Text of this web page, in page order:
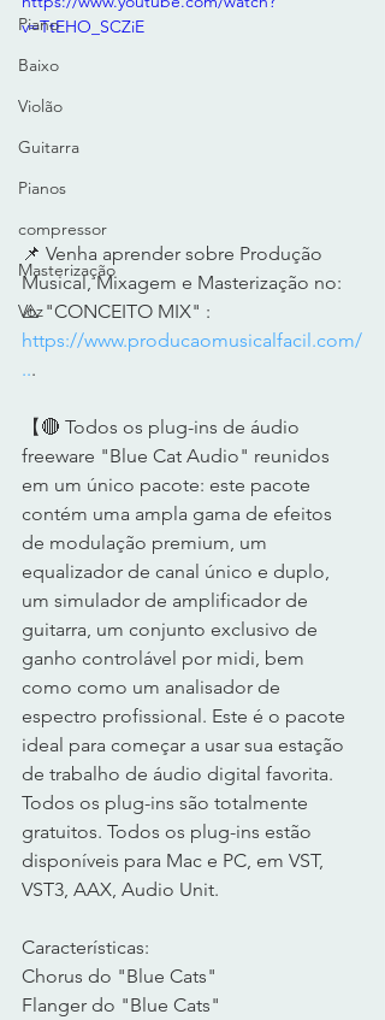
Piano
Baixo
Violão
Guitarra
Pianos
compressor
Masterização
Voz
v=TtEHO_SCZiE
📌 Venha aprender sobre Produção
Musical, Mixagem e Masterização no:
⚠️ "CONCEITO MIX" :
https://www.producaomusicalfacil.com/
...
【🔴 Todos os plug-ins de áudio
freeware "Blue Cat Audio" reunidos
em um único pacote: este pacote
contém uma ampla gama de efeitos
de modulação premium, um
equalizador de canal único e duplo,
um simulador de amplificador de
guitarra, um conjunto exclusivo de
ganho controlável por midi, bem
como como um analisador de
espectro profissional. Este é o pacote
ideal para começar a usar sua estação
de trabalho de áudio digital favorita.
Todos os plug-ins são totalmente
gratuitos. Todos os plug-ins estão
disponíveis para Mac e PC, em VST,
VST3, AAX, Audio Unit.
Características:
Chorus do "Blue Cats"
Flanger do "Blue Cats"